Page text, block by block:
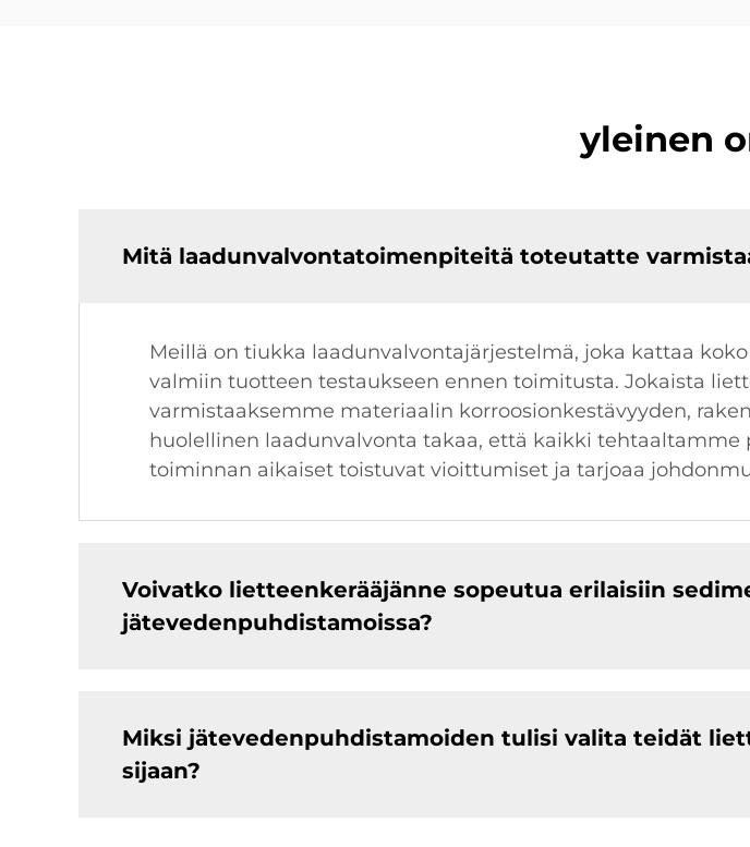
yleinen
Mitä laadunvalvontatoimenpiteitä toteutatte
Meillä on tiukka laadunvalvontajärjestelmä, joka kattaa
valmiin tuotteen testaukseen ennen toimitusta. Jokaista
varmistaaksemme materiaalin korroosionkestävyyden,
huolellinen laadunvalvonta takaa, että kaikki
toiminnan aikaiset toistuvat vioittumiset ja tarjoaa
Voivatko lietteenkerääjänne sopeutua erilaisiin
jätevedenpuhdistamoissa?
Miksi jätevedenpuhdistamoiden tulisi valita teidät
sijaan?